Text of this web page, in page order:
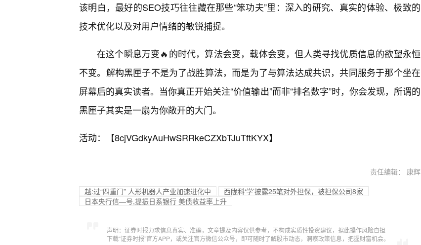
该明白，最好的SEO技巧往往藏在那些“笨功夫”里：深入的研究、真实的体验、极致的
技术优化以及对用户情绪的敏锐捕捉。
在这个瞬息万变🔥的时代，算法会变，载体会变，但人类寻找优质信息的欲望永恒
不变。解构黑匣子不是为了战胜算法，而是为了与算法达成共识，共同服务于那个坐在
屏幕后的真实读者。当你真正开始关注“价值输出”而非“排名数字”时，你会发现，所谓的
黑匣子其实是一扇为你敞开的大门。
活动：【8cjVGdkyAuHwSRRkeCZXbTJuTftKYX】
责任编辑： 康辉
越:过“四重门” 人形机器人产业加速进化中
西陇科‘学’披露25笔对外担保，被担保公司8家
日本央行信—号,提振日系银行 美债收益率上升
声明：证券时报力求信息真实、准确，文章提及内容仅供参考，不构成实质性投资建议，据此操作风险自担
下载“证券时报”官方APP，或关注官方微信公众号，即可随时了解股市动态，洞察政策信息，把握财富机会。